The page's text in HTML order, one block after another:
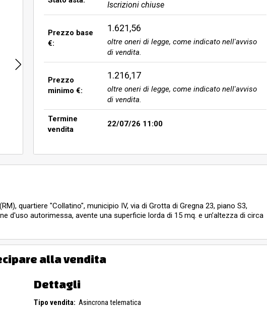
Iscrizioni chiuse
Prezzo base
€:
1.621,56
oltre oneri di legge, come indicato nell'avviso
di vendita.
Prezzo
minimo €:
1.216,17
oltre oneri di legge, come indicato nell'avviso
di vendita.
Termine
vendita
22/07/26 11:00
quartiere "Collatino", municipio IV, via di Grotta di Gregna 23, piano S3,
d'uso autorimessa, avente una superficie lorda di 15 mq. e un’altezza di circa
sub 30, box auto interno 29 sub 32, salvo altri, censito al catasto fabbricati
censuaria 5, categoria C6, classe 7, consistenza 15 mq., superficie catastale
della legge 24 marzo 1989 n. 122 (c.d. legge Tonioli), l’unità immobiliare dovrà
sita nel comune di Roma e a tal fine è richiesto di allegare all’offerta di
allegato all’ordinanza di vendita.
all’aggiudicazione su richiesta dell’aggiudicatario.
alla vendita
Dettagli
Tipo vendita: Asincrona telematica